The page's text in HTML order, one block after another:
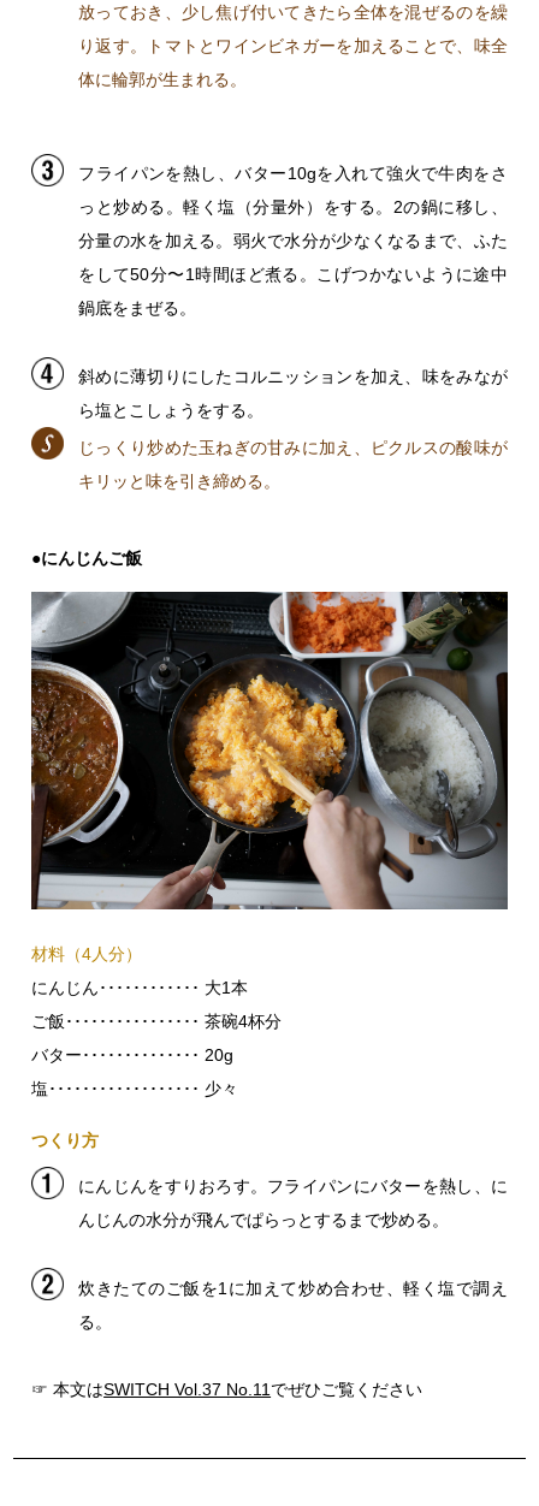
放っておき、少し焦げ付いてきたら全体を混ぜるのを繰
り返す。トマトとワインビネガーを加えることで、味全
体に輪郭が生まれる。
フライパンを熱し、バター10gを入れて強火で牛肉をさ
っと炒める。軽く塩（分量外）をする。2の鍋に移し、
分量の水を加える。弱火で水分が少なくなるまで、ふた
をして50分〜1時間ほど煮る。こげつかないように途中
鍋底をまぜる。
斜めに薄切りにしたコルニッションを加え、味をみなが
ら塩とこしょうをする。
じっくり炒めた玉ねぎの甘みに加え、ピクルスの酸味が
キリッと味を引き締める。
●にんじんご飯
材料（4人分）
にんじん････････････ 大1本
ご飯････････････････ 茶碗4杯分
バター･･････････････ 20g
塩･･････････････････ 少々
つくり方
にんじんをすりおろす。フライパンにバターを熱し、に
んじんの水分が飛んでぱらっとするまで炒める。
炊きたてのご飯を1に加えて炒め合わせ、軽く塩で調え
る。
☞ 本文はSWITCH Vol.37 No.11でぜひご覧ください